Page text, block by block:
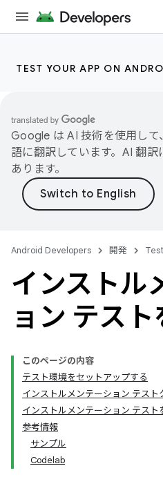
TEST YOUR APP ON
Google は AI 技術を使用し
語に翻訳しています。AI 翻
あります。
Android Developers 開発
インストル
ョン テス
このページの内容
テスト環境をセットアップする
インストルメンテーション テスト
インストルメンテーション テスト
参考情報
サンプル
Codelab